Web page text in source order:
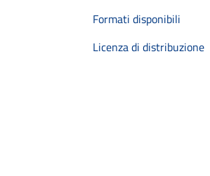
Formati disponibili
Licenza di distribuzione